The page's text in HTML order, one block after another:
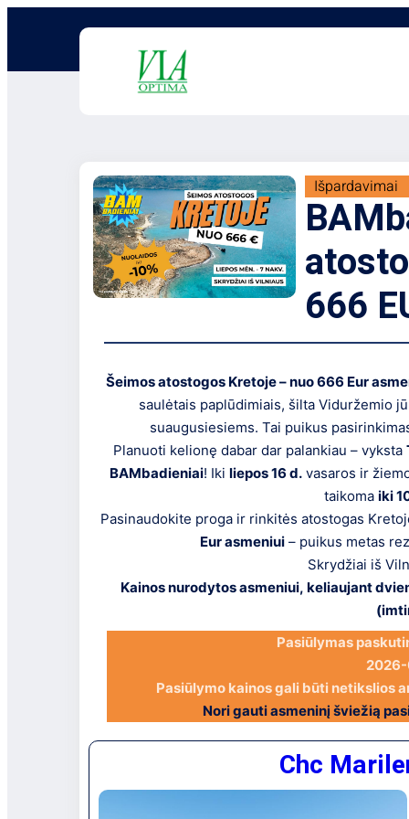
Išpardavimai
666
Šeimos atostogos Kretoje – nuo 666 Eur
saulėtais paplūdimiais, šilta Viduržemio
suaugusiesiems. Tai puikus
Planuoti kelionę dabar dar palankiau – vyksta
BAMbadieniai! Iki liepos 16 d.vasaros ir
taikoma iki
Pasinaudokite proga ir rinkitės atostogas
Eur asmeniui – puikus metas
Skrydžiai iš
Kainos nurodytos asmeniui, keliaujant
Pasiūlymas
Pasiūlymo kainos gali būti netikslios
Nori gauti asmeninį šviežią
Chc